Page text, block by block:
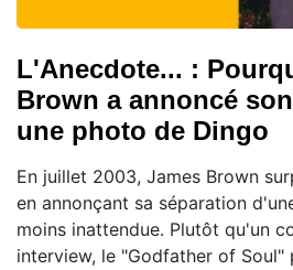
L'Anecdote... :
Brown a annoncé
une photo de Dingo
En juillet 2003, James Brown
en annonçant sa séparation
moins inattendue. Plutôt qu'un
interview, le "Godfather of Soul"